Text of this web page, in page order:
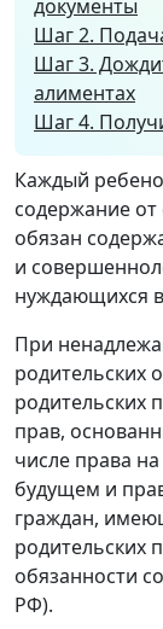
документы
Шаг 2.
Шаг 3.
алиментах
Шаг 4.
Каждый
содержание
обязан
и
нуждающихся
При
родительских
родительских
прав,
числе права
будущем и
граждан,
родительских
обязанности
РФ).